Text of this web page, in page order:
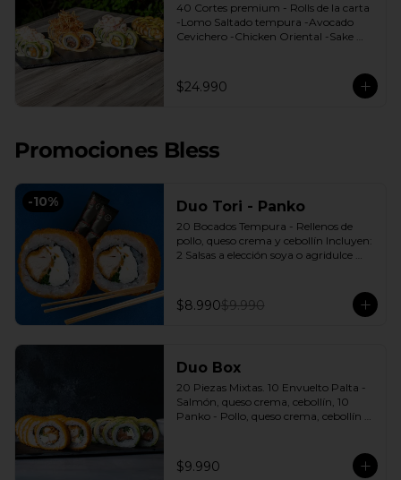
40 Cortes premium - Rolls de la carta
-Lomo Saltado tempura -Avocado
Cevichero -Chicken Oriental -Sake
$24.990
Promociones Bless
-10% Duo Tori - Panko
20 Bocados Tempura - Rellenos de
pollo, queso crema y cebollín Incluyen:
2 Salsas a elección soya o agridulce
$8.990$9.990
Duo Box
20 Piezas Mixtas. 10 Envuelto Palta -
Salmón, queso crema, cebollín, 10
Panko - Pollo, queso crema, cebollín
$9.990